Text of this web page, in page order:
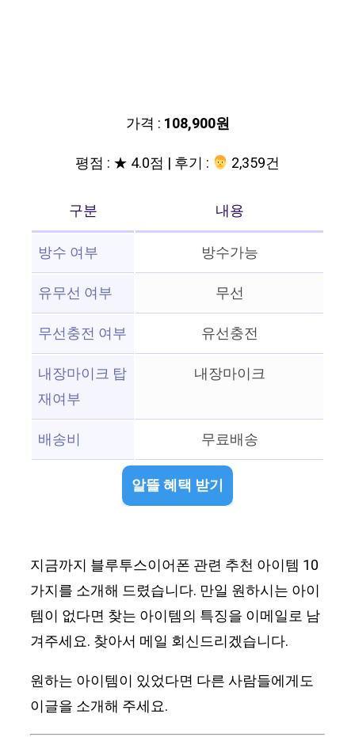
가격 : 108,900원
평점 : ★ 4.0점 | 후기 :
‍‍ 2,359건
구분
내용
방수 여부
방수가능
유무선 여부
무선
무선충전 여부
유선충전
내장마이크 탑
재여부
내장마이크
배송비 무료배송
알뜰 혜택 받기
지금까지 블루투스이어폰 관련 추천 아이템 10
가지를 소개해 드렸습니다. 만일 원하시는 아이
템이 없다면 찾는 아이템의 특징을 이메일로 남
겨주세요. 찾아서 메일 회신드리겠습니다.
원하는 아이템이 있었다면 다른 사람들에게도
이글을 소개해 주세요.